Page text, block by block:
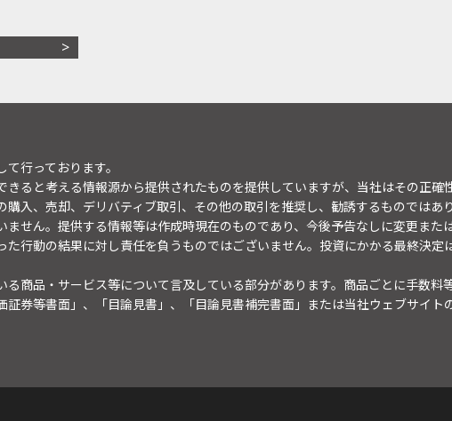
行っております。
きると考える情報源から提供されたものを提供していますが、当社はその正
入、売却、デリバティブ取引、その他の取引を推奨し、勧誘するものではあ
せん。提供する情報等は作成時現在のものであり、今後予告なしに変更また
た行動の結果に対し責任を負うものではございません。投資にかかる最終決
商品・サービス等について言及している部分があります。商品ごとに手数料
証券等書面」、「目論見書」、「目論見書補完書面」または当社ウェブサイト